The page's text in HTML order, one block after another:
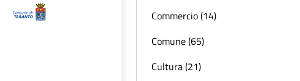
Commercio (14)
Comune (65)
Cultura (21)